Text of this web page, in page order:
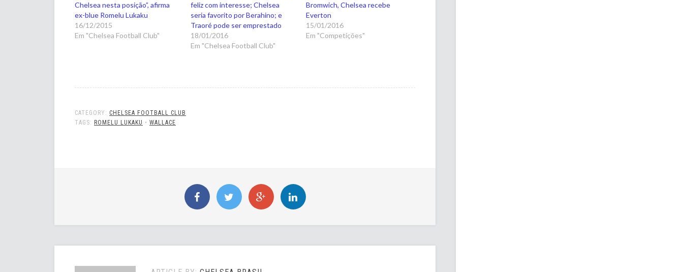
Chelsea nesta posição”, afirma
ex-blue Romelu Lukaku
16/12/2015
Em "Chelsea Football Club"
feliz com interesse; Chelsea
seria favorito por Berahino; e
Traoré pode ser emprestado
18/01/2016
Em "Chelsea Football Club"
Bromwich, Chelsea recebe
Everton
15/01/2016
Em "Competições"
CATEGORY: CHELSEA FOOTBALL CLUB
TAGS: ROMELU LUKAKU • WALLACE